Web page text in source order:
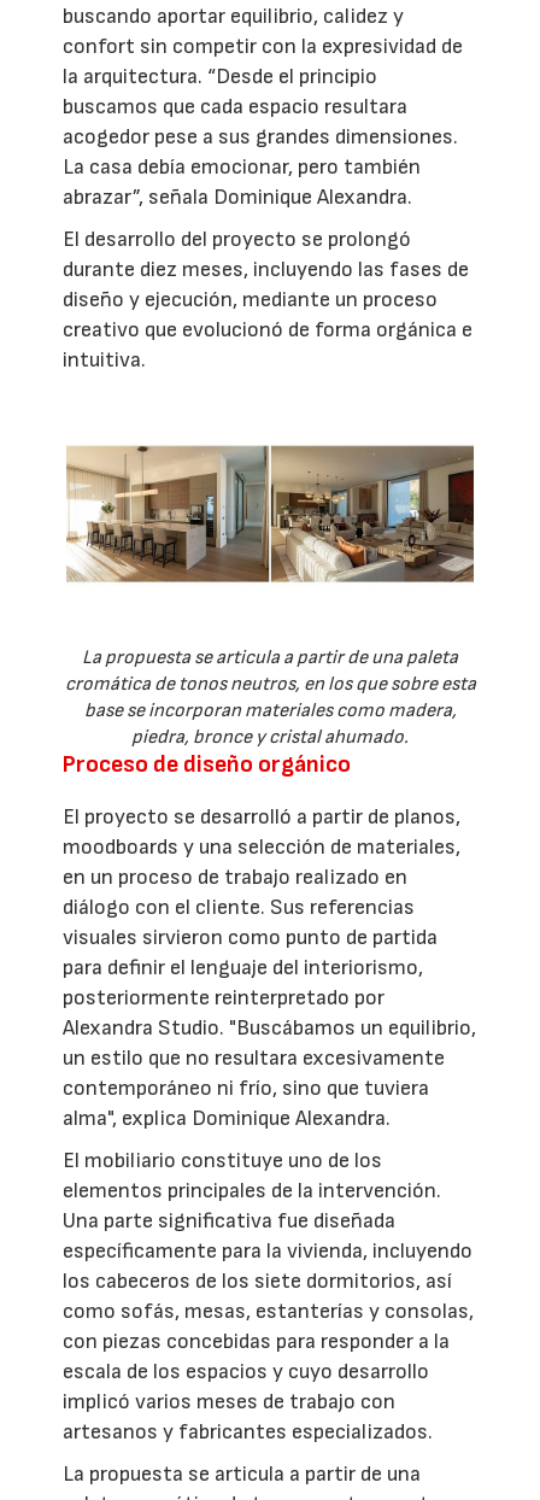
buscando aportar equilibrio, calidez y
confort sin competir con la expresividad de
la arquitectura. “Desde el principio
buscamos que cada espacio resultara
acogedor pese a sus grandes dimensiones.
La casa debía emocionar, pero también
abrazar”, señala Dominique Alexandra.
El desarrollo del proyecto se prolongó
durante diez meses, incluyendo las fases de
diseño y ejecución, mediante un proceso
creativo que evolucionó de forma orgánica e
intuitiva.
La propuesta se articula a partir de una paleta
cromática de tonos neutros, en los que sobre esta
base se incorporan materiales como madera,
piedra, bronce y cristal ahumado.
Proceso de diseño orgánico
El proyecto se desarrolló a partir de planos,
moodboards y una selección de materiales,
en un proceso de trabajo realizado en
diálogo con el cliente. Sus referencias
visuales sirvieron como punto de partida
para definir el lenguaje del interiorismo,
posteriormente reinterpretado por
Alexandra Studio. "Buscábamos un equilibrio,
un estilo que no resultara excesivamente
contemporáneo ni frío, sino que tuviera
alma", explica Dominique Alexandra.
El mobiliario constituye uno de los
elementos principales de la intervención.
Una parte significativa fue diseñada
específicamente para la vivienda, incluyendo
los cabeceros de los siete dormitorios, así
como sofás, mesas, estanterías y consolas,
con piezas concebidas para responder a la
escala de los espacios y cuyo desarrollo
implicó varios meses de trabajo con
artesanos y fabricantes especializados.
La propuesta se articula a partir de una